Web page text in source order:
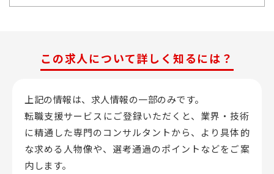
この求人について詳しく知るには？
上記の情報は、求人情報の一部のみです。
転職支援サービスにご登録いただくと、業界・技術
に精通した専門のコンサルタントから、 より具体的
な求める人物像や、選考通過のポイントなどをご案
内します。